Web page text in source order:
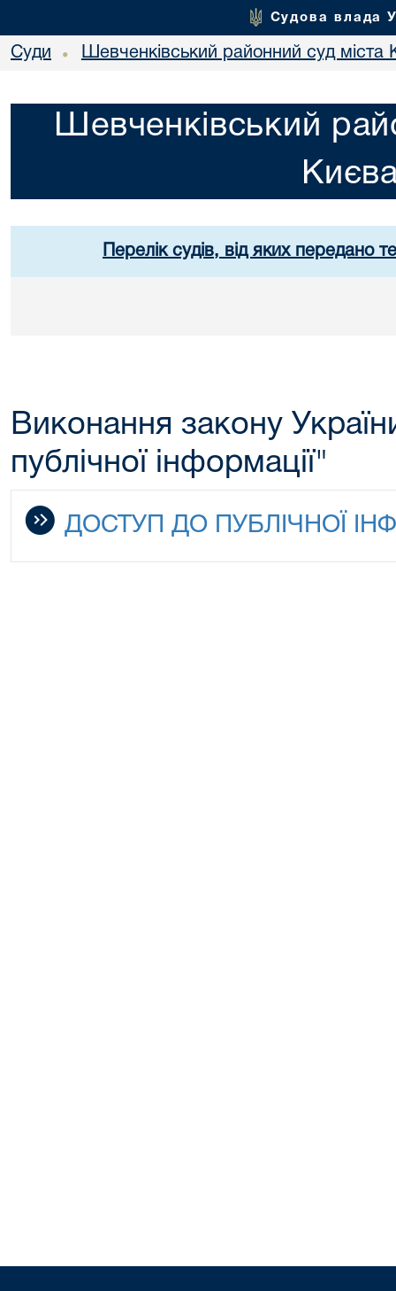
Судова влада
Суди • Шевченківський районний суд міста
Шевченківський
Перелік судів, від яких передано
Виконання закону
публічної інформації"
ДОСТУП ДО ПУБЛІЧНОЇ